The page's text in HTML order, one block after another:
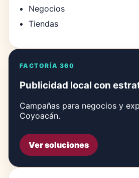
Negocios
Tiendas
FACTORÍA 360
Publicidad local con
Campañas para negocios y
Coyoacán.
Ver soluciones